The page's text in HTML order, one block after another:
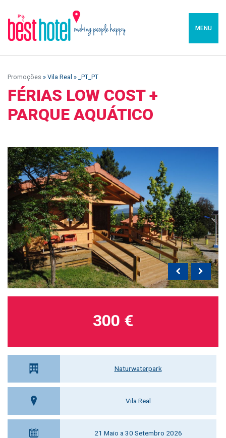
MENU
Promoções » Vila Real » _PT_PT
FÉRIAS LOW COST +
PARQUE AQUÁTICO
Naturwaterpark
Vila Real
21 Maio a 30 Setembro 2026
300 €